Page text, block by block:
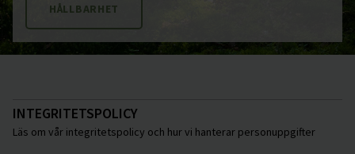
HÅLLBARHET
INTEGRITETSPOLICY
Läs om vår integritetspolicy och hur vi hanterar personuppgifter